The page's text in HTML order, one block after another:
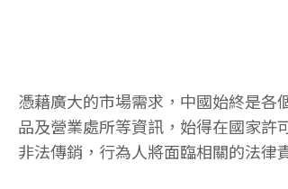
憑藉廣大的市場需求，中國始終是各
品及營業處所等資訊，始得在國家許
非法傳銷，行為人將面臨相關的法律